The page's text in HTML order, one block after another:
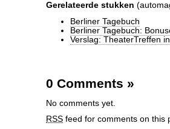
Gerelateerde stukken
Berliner Tagebuch
Berliner Tagebuch:
Verslag: TheaterTreffen
0 Comments »
No comments yet.
RSS feed for comments on this